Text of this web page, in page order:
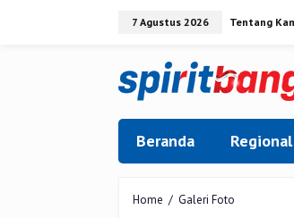
7 Agustus 2026 Tentang
Beranda Regional
Home / Galeri Foto